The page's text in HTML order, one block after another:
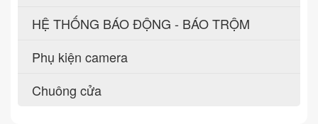
HỆ THỐNG BÁO ĐỘNG - BÁO TRỘM
Phụ kiện camera
Chuông cửa